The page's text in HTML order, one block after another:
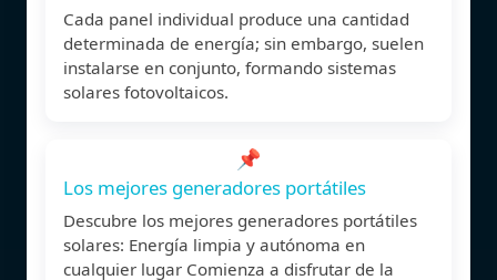
Cada panel individual produce una cantidad
determinada de energía; sin embargo, suelen
instalarse en conjunto, formando sistemas
solares fotovoltaicos.
📌
Los mejores generadores portátiles
Descubre los mejores generadores portátiles
solares: Energía limpia y autónoma en
cualquier lugar Comienza a disfrutar de la